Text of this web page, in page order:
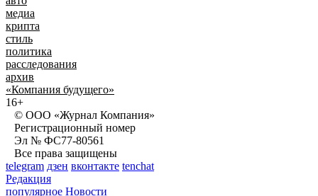
медиа
крипта
стиль
политика
расследования
архив
«Компания будущего»
16+
© ООО «Журнал Компания»
Регистрационный номер
Эл № ФС77-80561
Все права защищены
telegram дзен вконтакте tenchat
Редакция
популярное Новости